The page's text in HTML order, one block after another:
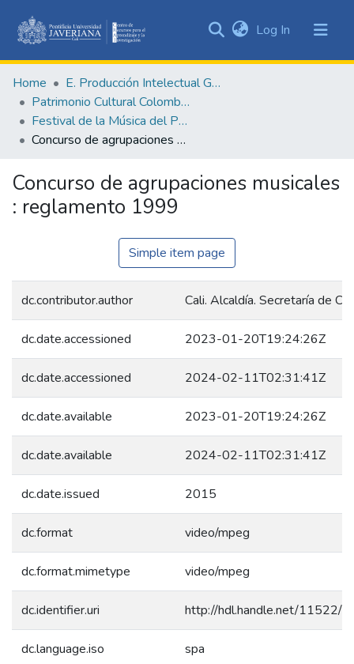
&
Collections
All of DSpace
Log In (current)
Home
E. Producción Intelectual General
Patrimonio Cultural Colombiano
Festival de la Música del Pacífico Petronio Álvarez
Concurso de agrupaciones musicales : reglamento 1999
Concurso de agrupaciones musicales
: reglamento 1999
Simple item page
dc.contributor.author Cali. Alcaldía. Secretaría de
dc.date.accessioned 2023-01-20T19:24:26Z
dc.date.accessioned 2024-02-11T02:31:41Z
dc.date.available 2023-01-20T19:24:26Z
dc.date.available 2024-02-11T02:31:41Z
dc.date.issued 2015
dc.format video/mpeg
dc.format.mimetype video/mpeg
dc.identifier.uri http://hdl.handle.net/11522/
dc.language.iso spa